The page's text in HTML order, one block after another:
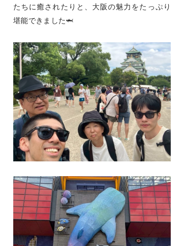
たちに癒されたりと、大阪の魅力をたっぷり
堪能できました🦈